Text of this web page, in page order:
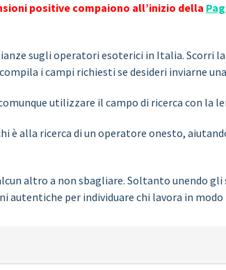
positive compaiono all’inizio della
sugli operatori esoterici in Italia. Scorri
i campi richiesti se desideri inviarne
utilizzare il campo di ricerca con la
è alla ricerca di un operatore onesto,
altro a non sbagliare. Soltanto unendo
autentiche per individuare chi lavora in